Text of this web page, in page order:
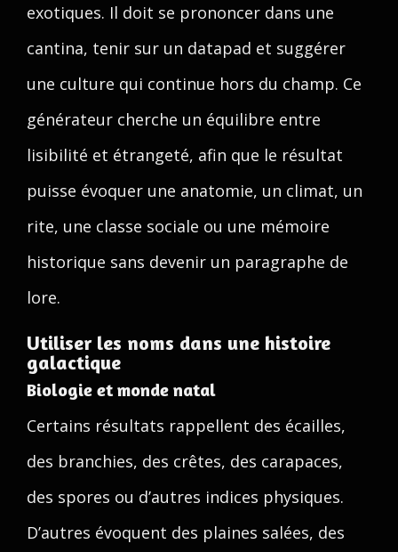
exotiques. Il doit se prononcer dans une
cantina, tenir sur un datapad et suggérer
une culture qui continue hors du champ. Ce
générateur cherche un équilibre entre
lisibilité et étrangeté, afin que le résultat
puisse évoquer une anatomie, un climat, un
rite, une classe sociale ou une mémoire
historique sans devenir un paragraphe de
lore.
Utiliser les noms dans une histoire
galactique
Biologie et monde natal
Certains résultats rappellent des écailles,
des branchies, des crêtes, des carapaces,
des spores ou d’autres indices physiques.
D’autres évoquent des plaines salées, des